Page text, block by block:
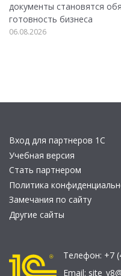
документы становятся
готовность бизнеса
06.08.2026
Вход для партнеров 1С
Учебная версия
Стать партнером
Политика
Замечания по сайту
Другие сайты
Телефон: +7
Email: